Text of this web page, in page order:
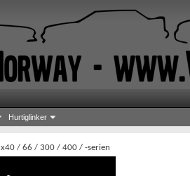
Hurtiglinker
x40 / 66 / 300 / 400 / -serien